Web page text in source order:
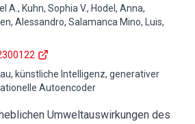
A., Kuhn, Sophia V., Hodel, Anna,
Alessandro, Salamanca Mino, Luis,
künstliche Intelligenz, generativer
Autoencoder
Umweltauswirkungen des